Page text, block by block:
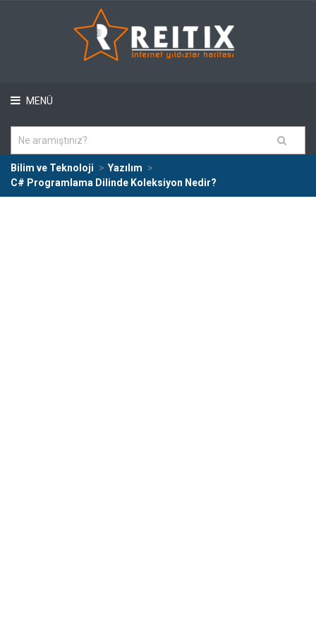
MENÜ
Bilim ve Teknoloji
Yazılım
C# Programlama Dilinde Koleksiyon Nedir?